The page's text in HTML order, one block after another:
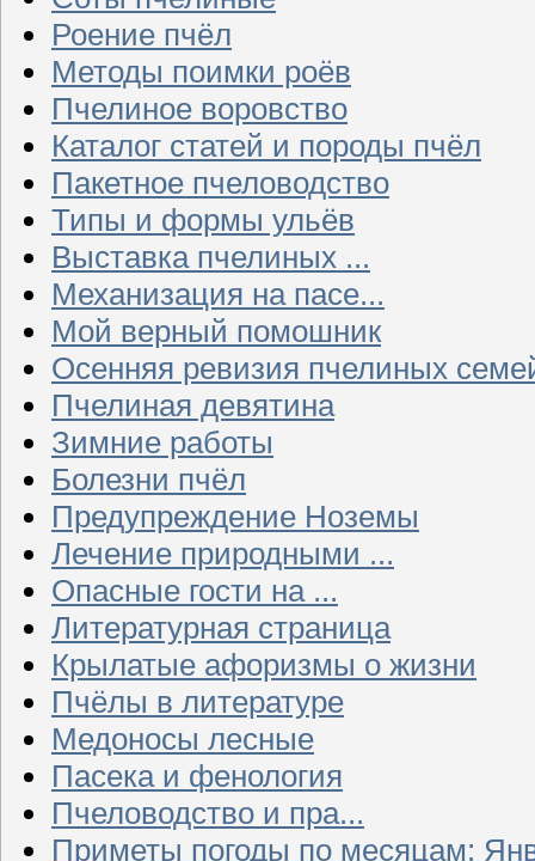
Роение пчёл
Методы поимки роёв
Пчелиное воровство
Каталог статей и породы пчёл
Пакетное пчеловодство
Типы и формы ульёв
Выставка пчелиных ...
Механизация на пасе...
Мой верный помошник
Осенняя ревизия пчелиных
Пчелиная девятина
Зимние работы
Болезни пчёл
Предупреждение Ноземы
Лечение природными ...
Опасные гости на ...
Литературная страница
Крылатые афоризмы о жизни
Пчёлы в литературе
Медоносы лесные
Пасека и фенология
Пчеловодство и пра...
Приметы погоды по месяцам: